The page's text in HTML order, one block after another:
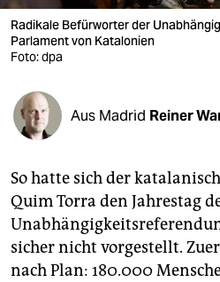
verlag
veranstaltungen
fragen & hilfe
abo
genossenschaft
epaper login
Radikale Befürworter der
Parlament von Katalonien
Foto: dpa
Aus Madrid Reiner
So hatte sich der
Quim Torra den Jahrestag
sicher nicht vorgestellt.
nach Plan: 180.000